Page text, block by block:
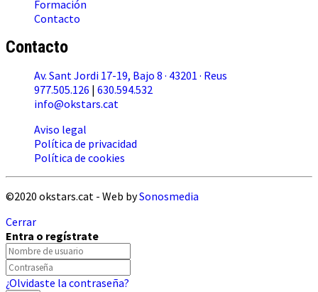
Formación
Contacto
Contacto
Av. Sant Jordi 17-19, Bajo 8 · 43201 · Reus
977.505.126 | 630.594.532
info@okstars.cat
Aviso legal
Política de privacidad
Política de cookies
©2020 okstars.cat - Web bySonosmedia
Cerrar
Entra o regístrate
¿Olvidaste la contraseña?